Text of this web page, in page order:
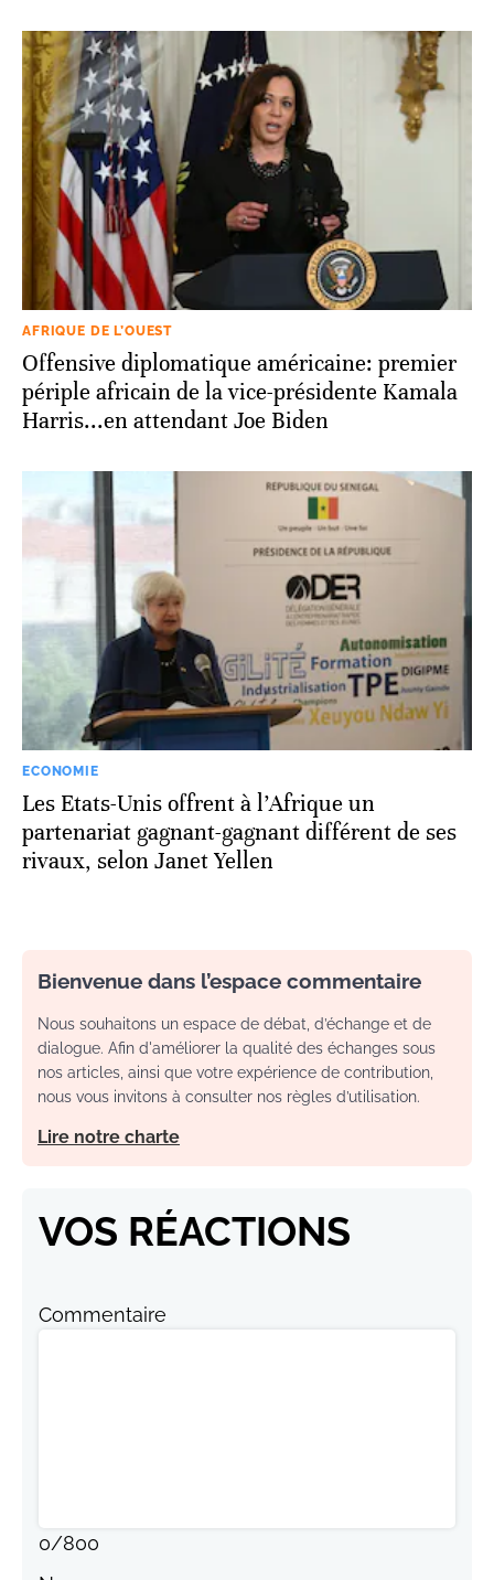
AFRIQUE DE L’OUEST
Offensive diplomatique américaine: premier
périple africain de la vice-présidente Kamala
Harris...en attendant Joe Biden
ECONOMIE
Les Etats-Unis offrent à l’Afrique un
partenariat gagnant-gagnant différent de ses
rivaux, selon Janet Yellen
Bienvenue dans l’espace commentaire
Nous souhaitons un espace de débat, d’échange et de
dialogue. Afin d'améliorer la qualité des échanges sous
nos articles, ainsi que votre expérience de contribution,
nous vous invitons à consulter nos règles d’utilisation.
Lire notre charte
VOS RÉACTIONS
Commentaire
0/800